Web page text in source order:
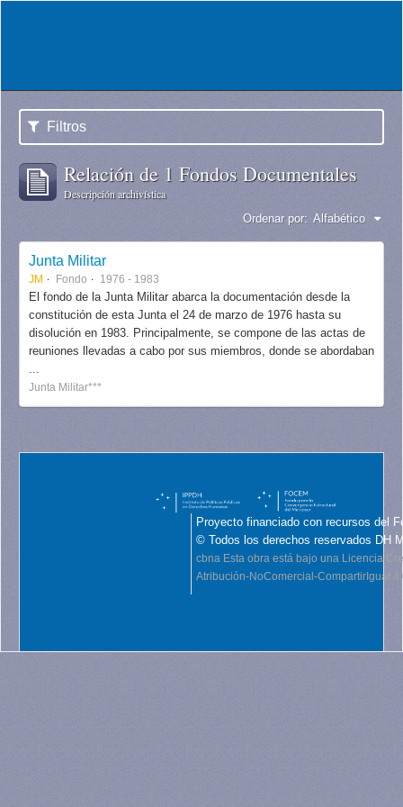
Filtros
Relación de 1 Fondos Documentales
Descripción archivística
Ordenar por: Alfabético
Junta Militar
JM Fondo 1976 - 1983
El fondo de la Junta Militar abarca la documentación desde la
constitución de esta Junta el 24 de marzo de 1976 hasta su
disolución en 1983. Principalmente, se compone de las actas de
reuniones llevadas a cabo por sus miembros, donde se abordaban
...
Junta Militar***
Proyecto financiado con recursos del
© Todos los derechos reservados DH
cbna Esta obra está bajo una Licencia
Atribución-NoComercial-CompartirIgual